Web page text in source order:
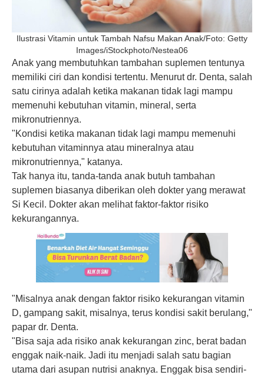
Ilustrasi Vitamin untuk Tambah Nafsu Makan Anak/Foto: Getty
Images/iStockphoto/Nestea06
Anak yang membutuhkan tambahan suplemen tentunya
memiliki ciri dan kondisi tertentu. Menurut dr. Denta, salah
satu cirinya adalah ketika makanan tidak lagi mampu
memenuhi kebutuhan vitamin, mineral, serta
mikronutriennya.
"Kondisi ketika makanan tidak lagi mampu memenuhi
kebutuhan vitaminnya atau mineralnya atau
mikronutriennya," katanya.
Tak hanya itu, tanda-tanda anak butuh tambahan
suplemen biasanya diberikan oleh dokter yang merawat
Si Kecil. Dokter akan melihat faktor-faktor risiko
kekurangannya.
"Misalnya anak dengan faktor risiko kekurangan vitamin
D, gampang sakit, misalnya, terus kondisi sakit berulang,"
papar dr. Denta.
"Bisa saja ada risiko anak kekurangan zinc, berat badan
enggak naik-naik. Jadi itu menjadi salah satu bagian
utama dari asupan nutrisi anaknya. Enggak bisa sendiri-